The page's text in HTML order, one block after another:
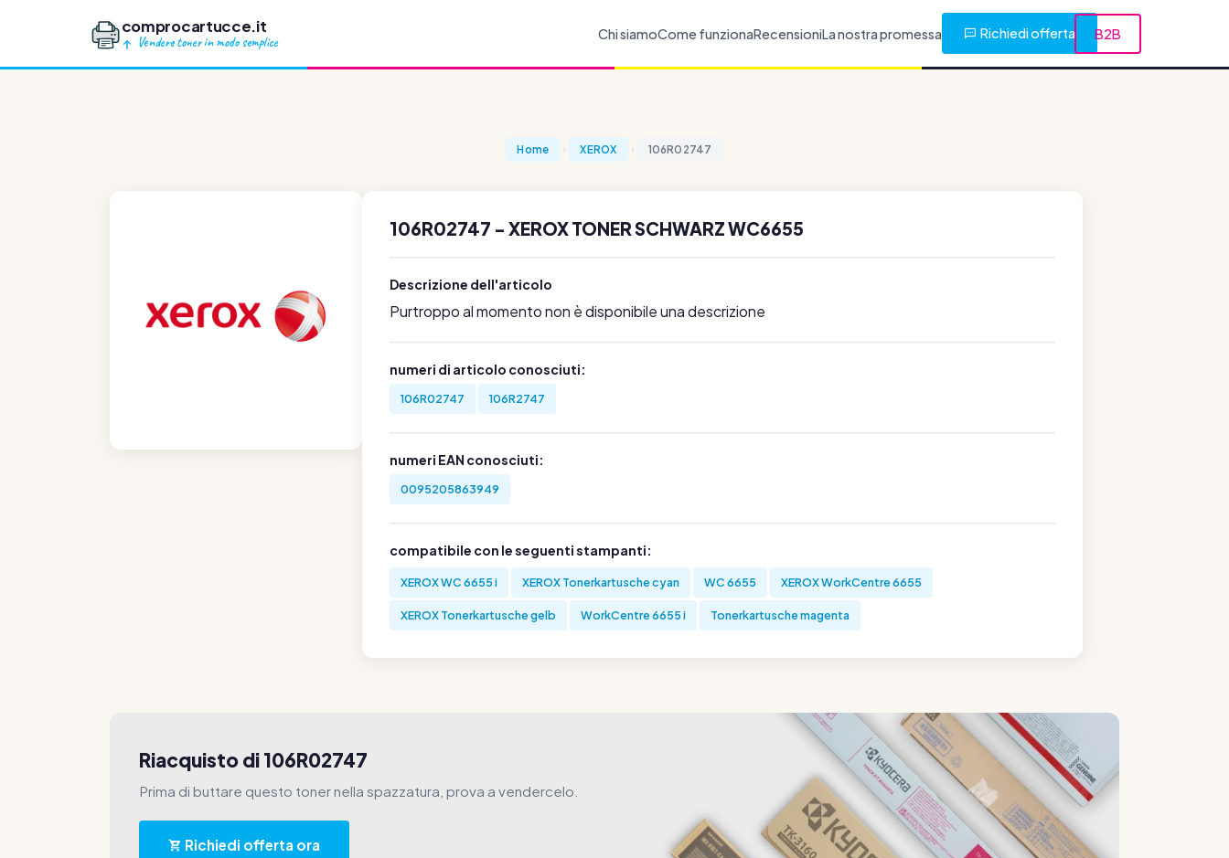
comprocartucce.it
Vendere toner in modo semplice
Chi siamoCome funzionaRecensioniLa nostra promessa Richiedi offerta B2B
Home XEROX 106R02747
106R02747 - XEROX TONER SCHWARZ WC6655
Descrizione dell'articolo
Purtroppo al momento non è disponibile una descrizione
numeri di articolo conosciuti:
106R02747 106R2747
numeri EAN conosciuti:
0095205863949
compatibile con le seguenti stampanti:
XEROX WC 6655 i XEROX Tonerkartusche cyan WC 6655 XEROX WorkCentre 6655
XEROX Tonerkartusche gelb WorkCentre 6655 i Tonerkartusche magenta
Riacquisto di 106R02747
Prima di buttare questo toner nella spazzatura, prova a vendercelo.
Richiedi offerta ora